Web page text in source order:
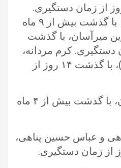
گذشت بیش از ۱۲ روز از زمان دستگیری.
نسیم غلامی سیمیاری، با ‏گذشت بیش از ۹ ماه
میرآسان، با گذشت
زمان دستگیری. کرم مردانه،
فعال ترک (آذربایجانی)، با ‏گذشت ۱۴ روز از
خرم‌آباد: سلمان زندیان، با گذشت بیش از ۴ ماه
و عباس حسین پناهی،